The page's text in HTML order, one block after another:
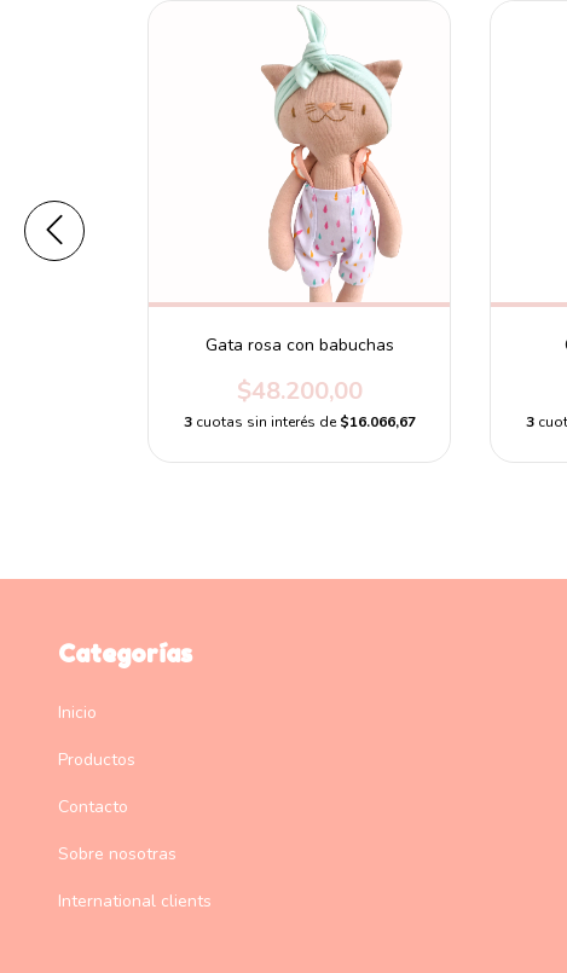
Gata rosa con babuchas
$48.200,00
3 cuotas sin interés de$16.066,67 3
Categorías
Inicio
Productos
Contacto
Sobre nosotras
International clients